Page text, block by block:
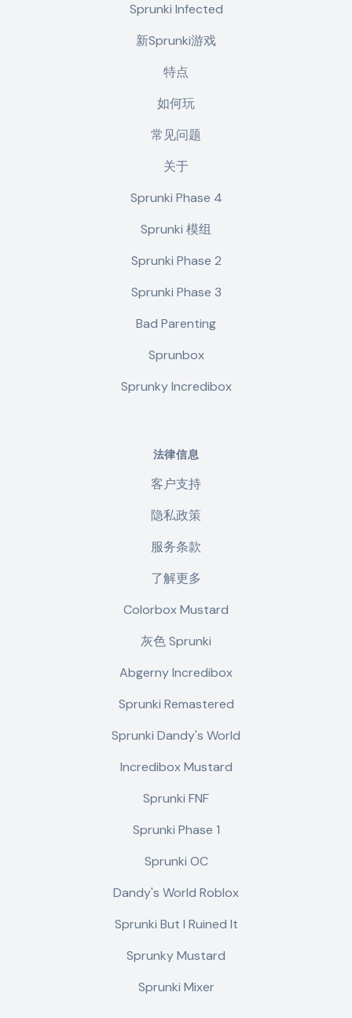
Sprunki Infected
新Sprunki游戏
特点
如何玩
常见问题
关于
Sprunki Phase 4
Sprunki 模组
Sprunki Phase 2
Sprunki Phase 3
Bad Parenting
Sprunbox
Sprunky Incredibox
法律信息
客户支持
隐私政策
服务条款
了解更多
Colorbox Mustard
灰色 Sprunki
Abgerny Incredibox
Sprunki Remastered
Sprunki Dandy's World
Incredibox Mustard
Sprunki FNF
Sprunki Phase 1
Sprunki OC
Dandy's World Roblox
Sprunki But I Ruined It
Sprunky Mustard
Sprunki Mixer